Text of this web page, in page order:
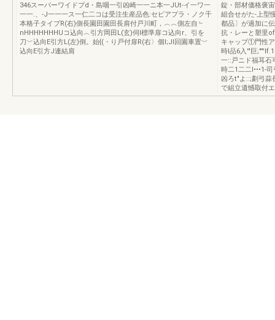
346スーパーワイドプd・島咽一引凶崎一一ニ本一JUt-イ一ワ一
一一.、-J一一一ス一仁二コは受注生産品色:セピアプラ・ノク千
本格子タイプR(右)側長園田園田長肩付戸川町，︿︿側左自﹄
nHHHHHHHUコ込向︿引方岡田L(玄)伺l標準扉コ込向r、引を
刀﹀込向E引方L(左)倒。始{(・り戸付扉R(右〉個l;JI回園車置﹀
込向E引方J連結肩
錠・部材価格褒
組合せがた-上型
都品〕が過加に
抗・レーと塑里
キャップ①門性
時l品6入'"巨
一::戸ニド福耳石
時二1二二I•••1-
凶ろt"よ::;劃弓蒜
で組立遺憾取付